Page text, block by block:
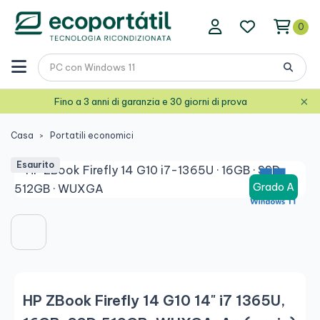
0
Fino a 3 anni di garanzia e 30 giorni di prova ×
Casa Portatili economici
Grado A
Esaurito
HP ZBook Firefly 14 G10 14" i7 1365U,